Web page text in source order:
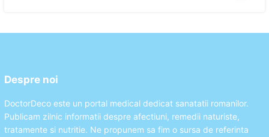
Despre noi
DoctorDeco este un portal medical dedicat sanatatii romanilor.
Publicam zilnic informatii despre afectiuni, remedii naturiste,
tratamente si nutritie. Ne propunem sa fim o sursa de referinta